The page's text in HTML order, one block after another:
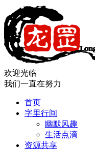
欢迎光临
我们一直在努力
首页
字里行间
幽默风趣
生活点滴
资源共享